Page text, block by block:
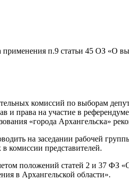
применения п.9 статьи 45 ОЗ «О
комиссий по выборам
и права на участие в
«города Архангельска»
на заседании рабочей
комиссии представителей.
положений статей 2 и 37 ФЗ
в Архангельской области».